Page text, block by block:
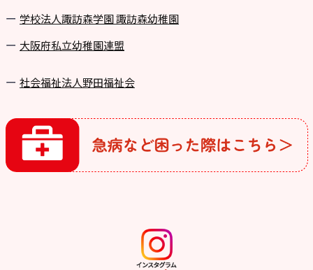
学校法⼈諏訪森学園 諏訪森幼稚園
⼤阪府私⽴幼稚園連盟
社会福祉法人野田福祉会